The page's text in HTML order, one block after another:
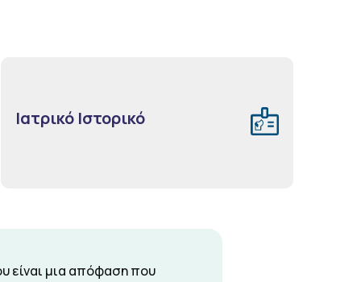
Ιατρικό Ιστορικό
είναι μια απόφαση που